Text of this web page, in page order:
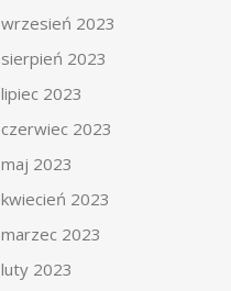
wrzesień 2023
sierpień 2023
lipiec 2023
czerwiec 2023
maj 2023
kwiecień 2023
marzec 2023
luty 2023